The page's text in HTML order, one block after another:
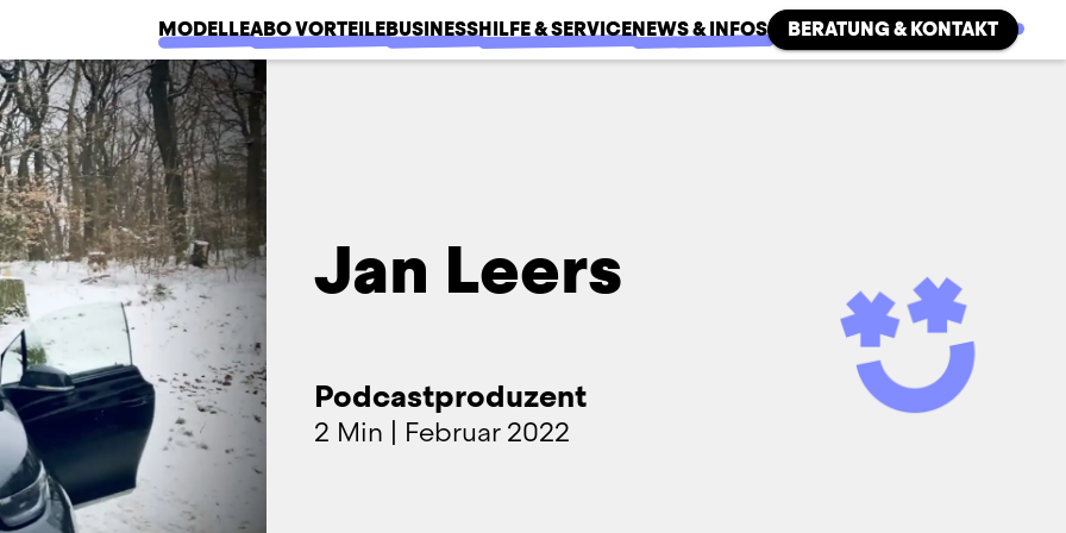
MODELLEABO VORTEILEBUSINESSHILFE & SERVICENEWS & INFOS BERATUNG & KONTAKT
Jan Leers
Podcastproduzent
2 Min | Februar 2022